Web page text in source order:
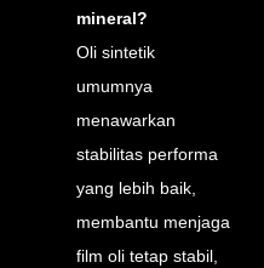
mineral?
Oli sintetik
umumnya
menawarkan
stabilitas performa
yang lebih baik,
membantu menjaga
film oli tetap stabil,